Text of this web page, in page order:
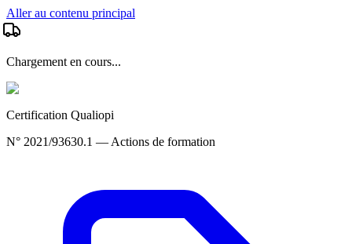
Aller au contenu principal
Chargement en cours...
Certification Qualiopi
N° 2021/93630.1 — Actions de formation